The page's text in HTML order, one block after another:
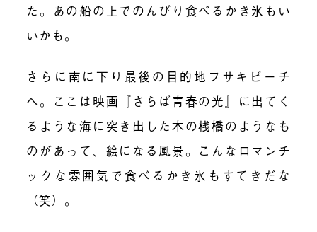
た。あの船の上でのんびり食べるかき氷もい
いかも。
さらに南に下り最後の目的地フサキビーチ
へ。ここは映画『さらば青春の光』に出てく
るような海に突き出した木の桟橋のようなも
のがあって、絵になる風景。こんなロマンチ
ックな雰囲気で食べるかき氷もすてきだな
（笑）。